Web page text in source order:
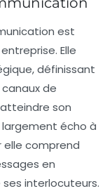
est
Elle
définissant
de
son
écho à
comprend
en
interlocuteurs.